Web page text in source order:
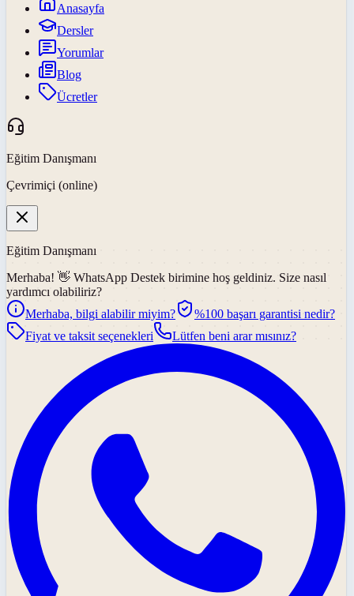
Anasayfa
Dersler
Yorumlar
Blog
Ücretler
Eğitim Danışmanı
Çevrimiçi (online)
Eğitim Danışmanı
Merhaba! 👋 WhatsApp Destek birimine hoş geldiniz. Size nasıl
yardımcı olabiliriz?
Merhaba, bilgi alabilir miyim?
%100 başarı garantisi nedir?
Fiyat ve taksit seçenekleri
Lütfen beni arar mısınız?